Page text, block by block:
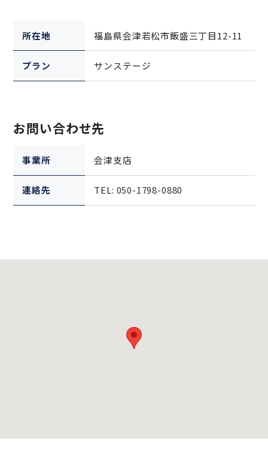
所在地 福島県会津若松市飯盛三丁目12-11
プラン サンステージ
お問い合わせ先
事業所 会津支店
連絡先 TEL: 050-1798-0880